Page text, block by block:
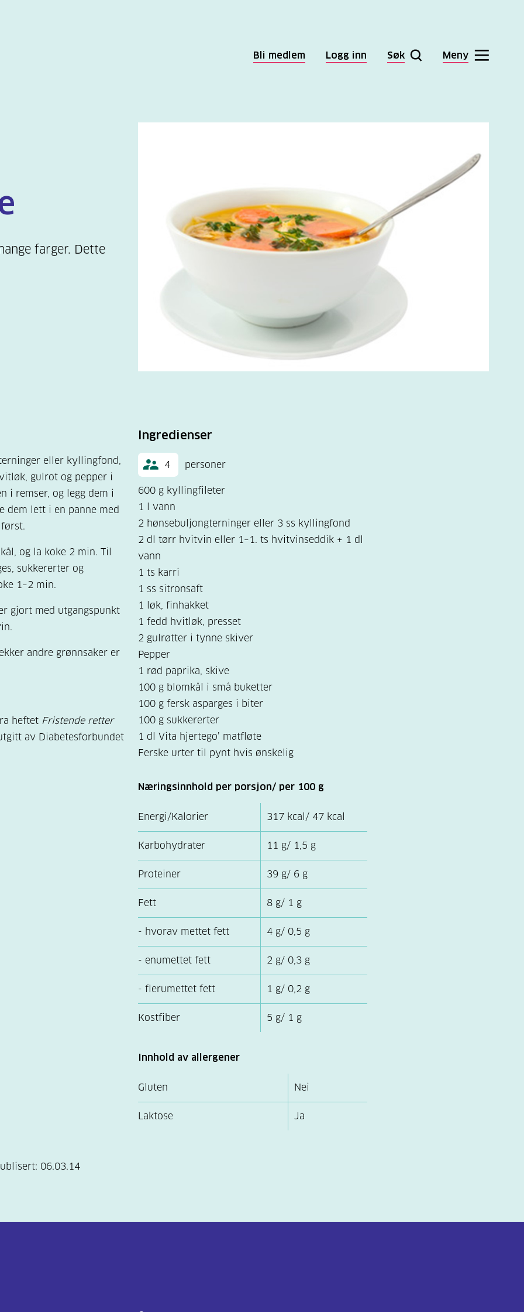
Bli medlem Logg inn Søk Meny
farger. Dette
eller kyllingfond,
gulrot og pepper i
i remser, og legg dem i
dem lett i en panne med
og la koke 2 min. Til
sukkererter og
1–2 min.
gjort med utgangspunkt
andre grønnsaker er
heftet Fristende retter
av Diabetesforbundet
Ingredienser
4 personer
600 g kyllingfileter
1 l vann
2 hønsebuljongterninger eller 3 ss kyllingfond
2 dl tørr hvitvin eller 1–1. ts hvitvinseddik + 1 dl
vann
1 ts karri
1 ss sitronsaft
1 løk, finhakket
1 fedd hvitløk, presset
2 gulrøtter i tynne skiver
Pepper
1 rød paprika, skive
100 g blomkål i små buketter
100 g fersk asparges i biter
100 g sukkererter
1 dl Vita hjertego’ matfløte
Ferske urter til pynt hvis ønskelig
Næringsinnhold per porsjon/ per 100 g
Energi/Kalorier 317 kcal/ 47 kcal
Karbohydrater 11 g/ 1,5 g
Proteiner 39 g/ 6 g
Fett 8 g/ 1 g
- hvorav mettet fett 4 g/ 0,5 g
- enumettet fett 2 g/ 0,3 g
- flerumettet fett 1 g/ 0,2 g
Kostfiber 5 g/ 1 g
Innhold av allergener
Gluten Nei
Laktose Ja
06.03.14